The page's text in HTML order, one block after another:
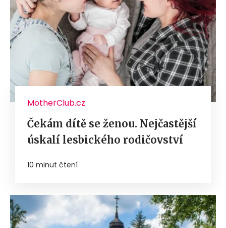
MotherClub.cz
Čekám dítě se ženou. Nejčastější
úskalí lesbického rodičovství
10 minut čtení